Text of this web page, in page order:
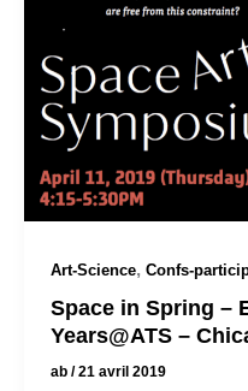
Art-Science, Confs-
Space in Spring –
Years@ATS –
ab /21 avril 2019